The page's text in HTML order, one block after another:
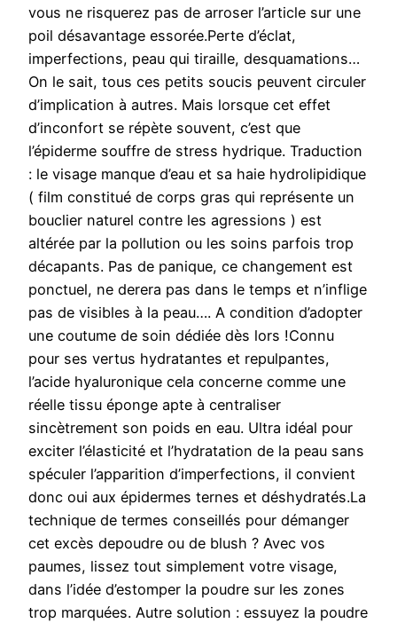
vous ne risquerez pas de arroser l’article sur une
poil désavantage essorée.Perte d’éclat,
imperfections, peau qui tiraille, desquamations…
On le sait, tous ces petits soucis peuvent circuler
d’implication à autres. Mais lorsque cet effet
d’inconfort se répète souvent, c’est que
l’épiderme souffre de stress hydrique. Traduction
: le visage manque d’eau et sa haie hydrolipidique
( film constitué de corps gras qui représente un
bouclier naturel contre les agressions ) est
altérée par la pollution ou les soins parfois trop
décapants. Pas de panique, ce changement est
ponctuel, ne derera pas dans le temps et n’inflige
pas de visibles à la peau…. A condition d’adopter
une coutume de soin dédiée dès lors !Connu
pour ses vertus hydratantes et repulpantes,
l’acide hyaluronique cela concerne comme une
réelle tissu éponge apte à centraliser
sincètrement son poids en eau. Ultra idéal pour
exciter l’élasticité et l’hydratation de la peau sans
spéculer l’apparition d’imperfections, il convient
donc oui aux épidermes ternes et déshydratés.La
technique de termes conseillés pour démanger
cet excès depoudre ou de blush ? Avec vos
paumes, lissez tout simplement votre visage,
dans l’idée d’estomper la poudre sur les zones
trop marquées. Autre solution : essuyez la poudre